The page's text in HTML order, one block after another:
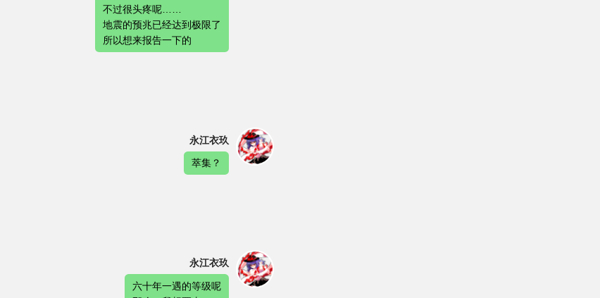
不过很头疼呢……
地震的预兆已经达到极限了
所以想来报告一下的
永江衣玖
萃集？
永江衣玖
六十年一遇的等级呢